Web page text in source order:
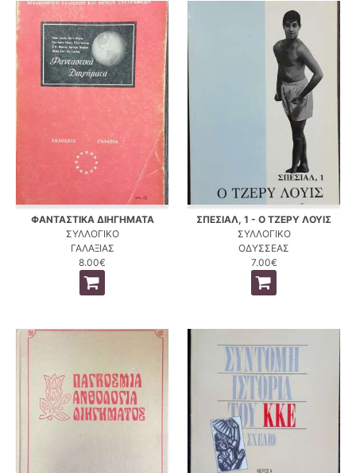
ΦΑΝΤΑΣΤΙΚΑ ΔΙΗΓΗΜΑΤΑ
ΣΥΛΛΟΓΙΚΟ
ΓΑΛΑΞΙΑΣ
8.00€
ΣΠΕΣΙΑΛ, 1 - Ο ΤΖΕΡΥ ΛΟΥΙΣ
ΣΥΛΛΟΓΙΚΟ
ΟΔΥΣΣΕΑΣ
7.00€